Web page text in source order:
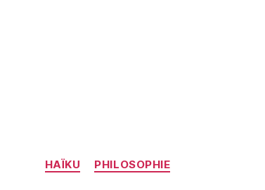
Catégories
HAÏKU PHILOSOPHIE